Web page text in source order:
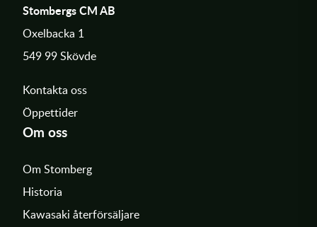
Stombergs CM AB
Oxelbacka 1
549 99 Skövde
Kontakta oss
Öppettider
Om oss
Om Stomberg
Historia
Kawasaki återförsäljare